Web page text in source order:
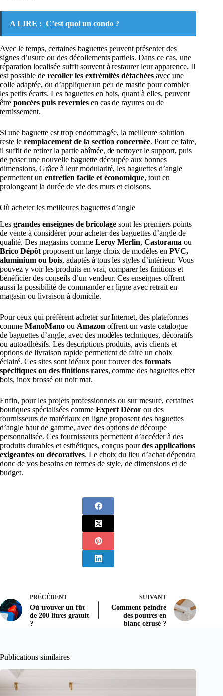
A LIRE : C’est quoi un condo ?
Avec le temps, certaines baguettes peuvent présenter des
signes d’usure ou des décollements partiels. Dans ce cas, une
réparation localisée suffit souvent à restaurer leur apparence. Il
est possible de recoller les extrémités détachées avec une
colle adaptée, ou d’appliquer un peu de mastic pour combler
les petits écarts. Les baguettes en bois, quant à elles, peuvent
être poncées puis revernies en cas de rayures ou de
ternissement.
Si une baguette est trop endommagée, la meilleure solution
reste le remplacement de la section concernée. Pour ce faire,
il suffit de retirer la partie abîmée, de nettoyer le support, puis
de poser une nouvelle baguette découpée aux bonnes
dimensions. Grâce à leur modularité, les baguettes d’angle
permettent un entretien facile et économique, tout en
prolongeant la durée de vie des murs et cloisons.
Où acheter les meilleures baguettes d’angle
Les grandes enseignes de bricolage sont les premiers points
de vente à considérer pour acheter des baguettes d’angle de
qualité. Des magasins comme Leroy Merlin, Castorama ou
Brico Dépôt proposent un large choix de modèles en PVC,
aluminium ou bois, adaptés à tous les styles d’intérieur. Vous
pouvez y voir les produits en vrai, comparer les finitions et
bénéficier des conseils d’un vendeur. Ces enseignes offrent
aussi la possibilité de commander en ligne avec retrait en
magasin ou livraison à domicile.
Pour ceux qui préfèrent acheter sur Internet, des plateformes
comme ManoMano ou Amazon offrent un vaste catalogue
de baguettes d’angle, avec des modèles techniques, décoratifs
ou autoadhésifs. Les descriptions produits, avis clients et
options de livraison rapide permettent de faire un choix
éclairé. Ces sites sont idéaux pour trouver des formats
spécifiques ou des finitions rares, comme des baguettes effet
bois, inox brossé ou noir mat.
Enfin, pour les projets professionnels ou sur mesure, certaines
boutiques spécialisées comme Expert Décor ou des
fournisseurs de matériaux en ligne proposent des baguettes
d’angle haut de gamme, avec des options de découpe
personnalisée. Ces fournisseurs permettent d’accéder à des
produits durables et esthétiques, conçus pourdes applications
exigeantes ou décoratives. Le choix du lieu d’achat dépendra
donc de vos besoins en termes de style, de dimensions et de
budget.
PRÉCÉDENT
Où trouver un fût
de 200 litres gratuit
?
SUIVANT
Comment peindre
des poutres en
blanc cérusé ?
Publications similaires